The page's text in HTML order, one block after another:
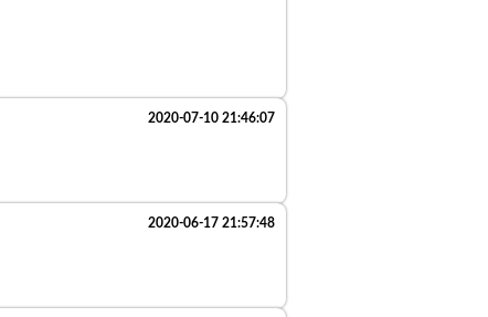
2020-07-10 21:46:07
2020-06-17 21:57:48